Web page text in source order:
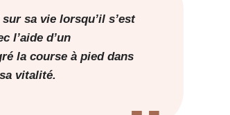
sa vie lorsqu’il s’est
l’aide d’un
la course à pied dans
vitalité.